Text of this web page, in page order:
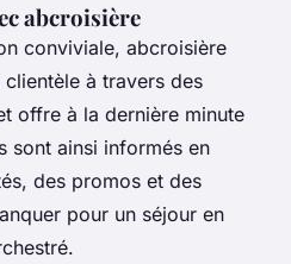
abcroisière
conviviale, abcroisière
à travers des
offre à la dernière minute
sont ainsi informés en
des promos et des
pour un séjour en